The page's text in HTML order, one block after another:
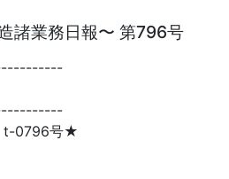
諸業務日報〜 第796号
t-0796号★